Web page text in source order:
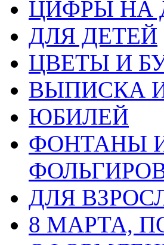
ЦИФРЫ НА
ДЛЯ ДЕТЕЙ
ЦВЕТЫ И
ВЫПИСКА
ЮБИЛЕЙ
ФОНТАНЫ
ДЛЯ
8 МАРТА,